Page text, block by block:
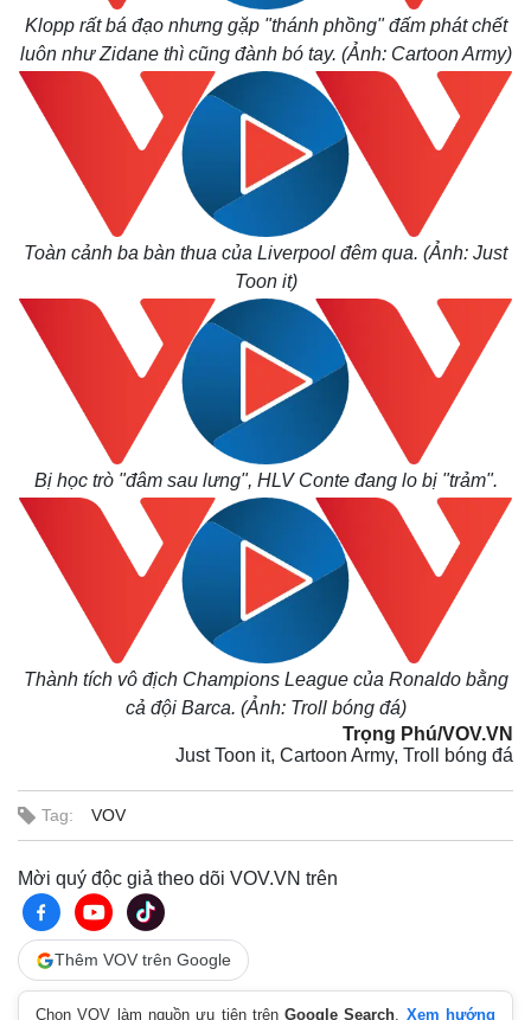
Bất động sản
Khởi nghiệp
Thị trường
Giá vàng
Tỷ giá
Giá cà phê
Klopp rất bá đạo nhưng gặp "thánh phồng" đấm phát chết
luôn như Zidane thì cũng đành bó tay. (Ảnh: Cartoon Army)
Toàn cảnh ba bàn thua của Liverpool đêm qua. (Ảnh: Just
Toon it)
Bị học trò "đâm sau lưng", HLV Conte đang lo bị "trảm".
Thành tích vô địch Champions League của Ronaldo bằng
cả đội Barca. (Ảnh: Troll bóng đá)
Trọng Phú/VOV.VN
Just Toon it, Cartoon Army, Troll bóng đá
Tag: VOV
Mời quý độc giả theo dõi VOV.VN trên
Thêm VOV trên Google
Chọn VOV làm nguồn ưu tiên trênGoogle Search. Xem hướng